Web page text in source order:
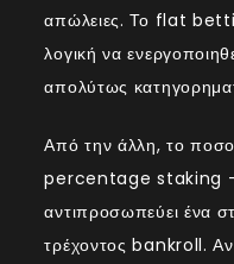
απώλειες. Το flat
λογική να
απολύτως
Από την άλλη, το
percentage staking —
αντιπροσωπεύει ένα
τρέχοντος bankroll.